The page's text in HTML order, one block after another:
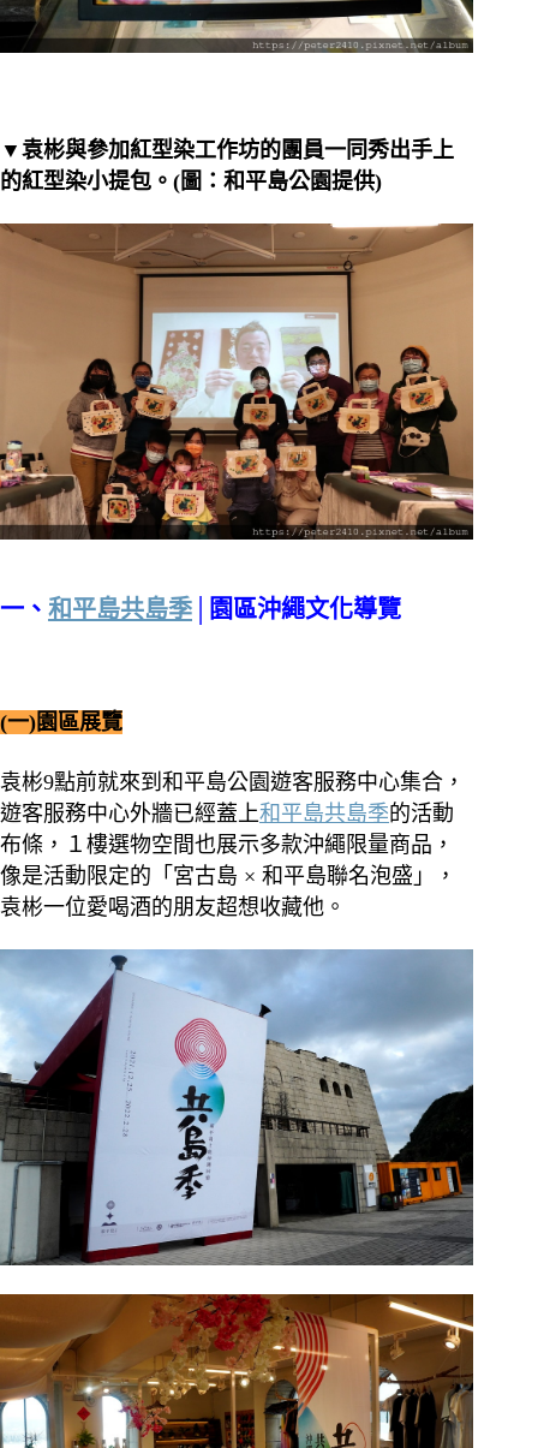
▼袁彬與參加紅型染工作坊的團員一同秀出手上
的紅型染小提包。(圖：和平島公園提供)
一、 和平島共島季 │園區沖繩文化導覽
(一)園區展覽
袁彬9點前就來到和平島公園遊客服務中心集合，
遊客服務中心外牆已經蓋上和平島共島季的活動
布條，１樓選物空間也展示多款沖繩限量商品，
像是活動限定的「宮古島 × 和平島聯名泡盛」，
袁彬一位愛喝酒的朋友超想收藏他。